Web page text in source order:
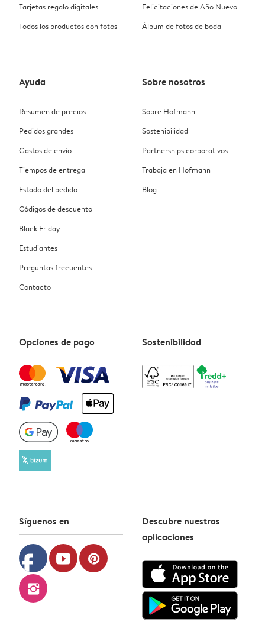
Tarjetas regalo digitales
Todos los productos con fotos
Felicitaciones de Año Nuevo
Álbum de fotos de boda
Ayuda
Resumen de precios
Pedidos grandes
Gastos de envío
Tiempos de entrega
Estado del pedido
Códigos de descuento
Black Friday
Estudiantes
Preguntas frecuentes
Contacto
Sobre nosotros
Sobre Hofmann
Sostenibilidad
Partnerships corporativos
Trabaja en Hofmann
Blog
Opciones de pago Sostenibilidad
Síguenos en
facebook youtube pinterest
instagram
Descubre nuestras
aplicaciones